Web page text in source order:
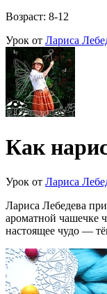
Возраст: 8-12
Урок от Лариса
Как
Урок от Лариса
Лариса Лебедева
ароматной чашечке
настоящее чудо —